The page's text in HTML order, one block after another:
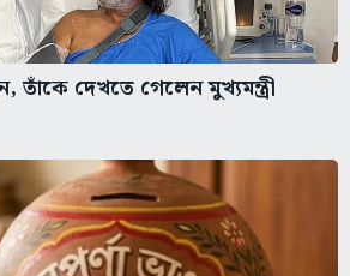
তাঁকে দেখতে গেলেন মুখ্যমন্ত্রী